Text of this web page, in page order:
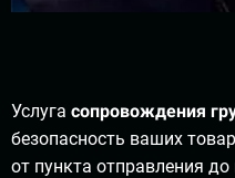
Услуга сопровождения
безопасность ваших
от пункта отправления